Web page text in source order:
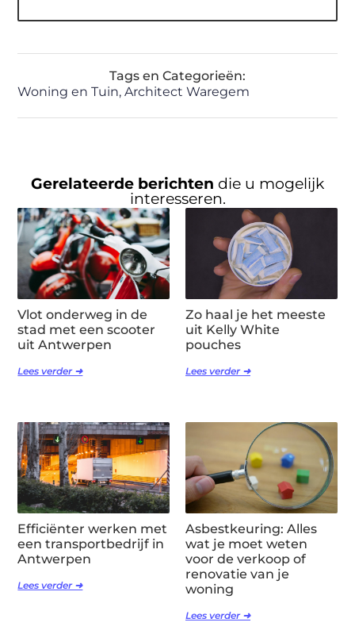
Tags en Categorieën:
Woning en Tuin,Architect Waregem
Gerelateerde berichten die u mogelijk
interesseren.
Vlot onderweg in de
stad met een scooter
uit Antwerpen
Lees verder ➜
Zo haal je het meeste
uit Kelly White
pouches
Lees verder ➜
Efficiënter werken met
een transportbedrijf in
Antwerpen
Lees verder ➜
Asbestkeuring: Alles
wat je moet weten
voor de verkoop of
renovatie van je
woning
Lees verder ➜